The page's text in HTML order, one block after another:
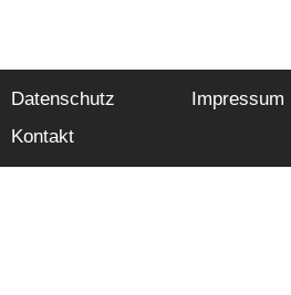
Datenschutz
Impressum
Kontakt